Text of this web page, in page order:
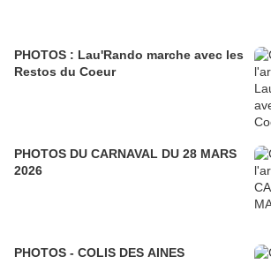
PHOTOS : Lau'Rando marche avec les
Restos du Coeur
PHOTOS DU CARNAVAL DU 28 MARS
2026
PHOTOS - COLIS DES AINES